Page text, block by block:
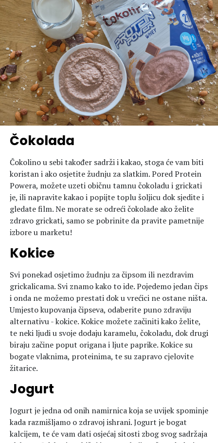
Čokolada
Čokolino u sebi također sadrži i kakao, stoga će vam biti
koristan i ako osjetite žudnju za slatkim. Pored Protein
Powera, možete uzeti običnu tamnu čokoladu i grickati
je, ili napravite kakao i popijte toplu šoljicu dok sjedite i
gledate film. Ne morate se odreći čokolade ako želite
zdravo grickati, samo se pobrinite da pravite pametnije
izbore u marketu!
Kokice
Svi ponekad osjetimo žudnju za čipsom ili nezdravim
grickalicama. Svi znamo kako to ide. Pojedemo jedan čips
i onda ne možemo prestati dok u vrećici ne ostane ništa.
Umjesto kupovanja čipseva, odaberite puno zdraviju
alternativu - kokice. Kokice možete začiniti kako želite,
te neki ljudi u svoje dodaju karamelu, čokoladu, dok drugi
biraju začine poput origana i ljute paprike. Kokice su
bogate vlaknima, proteinima, te su zapravo cjelovite
žitarice.
Jogurt
Jogurt je jedna od onih namirnica koja se uvijek spominje
kada razmišljamo o zdravoj ishrani. Jogurt je bogat
kalcijem, te će vam dati osjećaj sitosti zbog svog sadržaja